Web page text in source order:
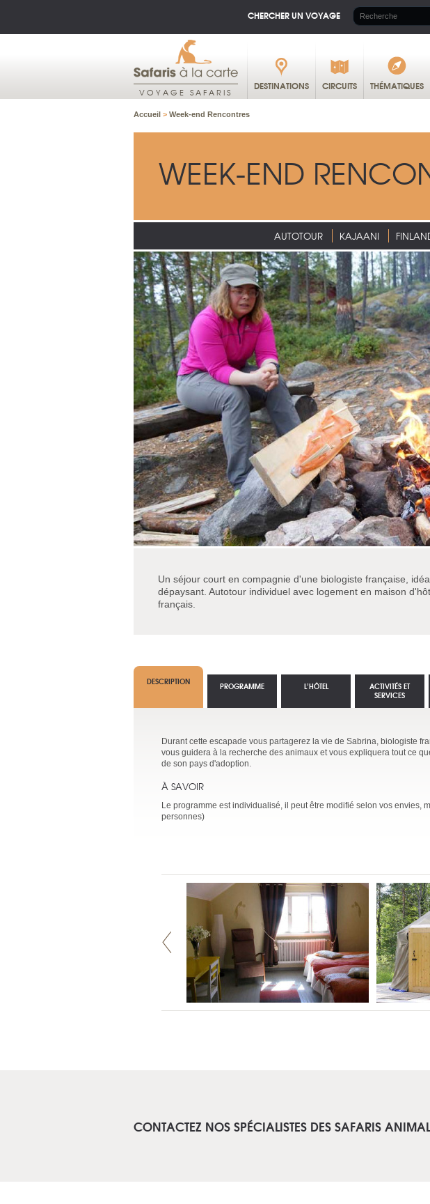
CHERCHER UN VOYAGE
VOYAGE SAFARIS DESTINATIONS CIRCUITS THÉMATIQUES
Accueil > Week-end Rencontres
WEEK-END
AUTOTOUR KAJAANI
Un séjour court en compagnie d'une biologiste française,
dépaysant. Autotour individuel avec logement en maison
français.
DESCRIPTION
Durant cette escapade vous partagerez la vie de Sabrina, biologiste
vous guidera à la recherche des animaux et vous expliquera tout ce
de son pays d'adoption.
À SAVOIR
Le programme est individualisé, il peut être modifié selon vos envies,
personnes)
PROGRAMME L’HÔTEL
ACTIVITÉS ET
SERVICES
CONTACTEZ NOS SPÉCIALISTES DES SAFARIS